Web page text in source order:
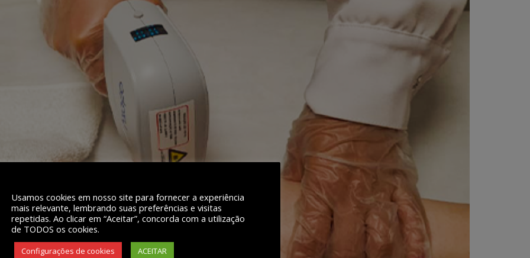
Usamos cookies em nosso site para fornecer a experiência
mais relevante, lembrando suas preferências e visitas
repetidas. Ao clicar em “Aceitar”, concorda com a utilização
de TODOS os cookies.
Configurações de cookies ACEITAR